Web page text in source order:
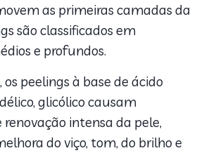
as primeiras camadas da
são classificados em
e profundos.
peelings à base de ácido
glicólico causam
intensa da pele,
do viço, tom, do brilho e